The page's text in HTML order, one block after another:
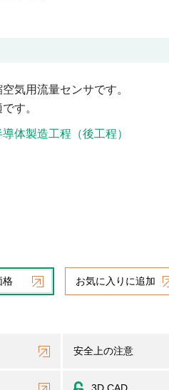
気用流量センサです。
す。
導体製造工程（後工程）
格 お気に入りに追加
安全上の注意